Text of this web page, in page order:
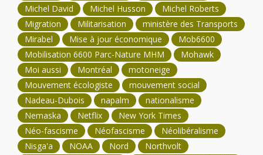
Michel David
Michel Husson
Michel Roberts
Migration
Militarisation
ministère des Transports
Mirabel
Mise à jour économique
Mob6600
Mobilisation 6600 Parc-Nature MHM
Mohawk
Moi aussi
Montréal
motoneige
Mouvement écologiste
mouvement social
Nadeau-Dubois
napalm
nationalisme
Nemaska
Netflix
New York Times
Néo-fascisme
Néofascisme
Néolibéralisme
Nisga'a
NOAA Nord
Northvolt